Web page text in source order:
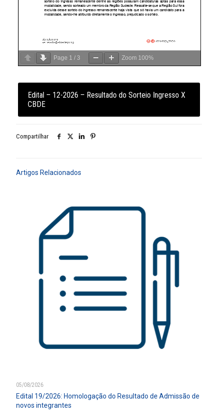
Page 1 / 3 Zoom 100%
Edital – 12-2026 – Resultado do Sorteio Ingresso X
CBDE
Compartilhar
Artigos Relacionados
05/08/2026
Edital 19/2026: Homologação do Resultado de Admissão de
novos integrantes